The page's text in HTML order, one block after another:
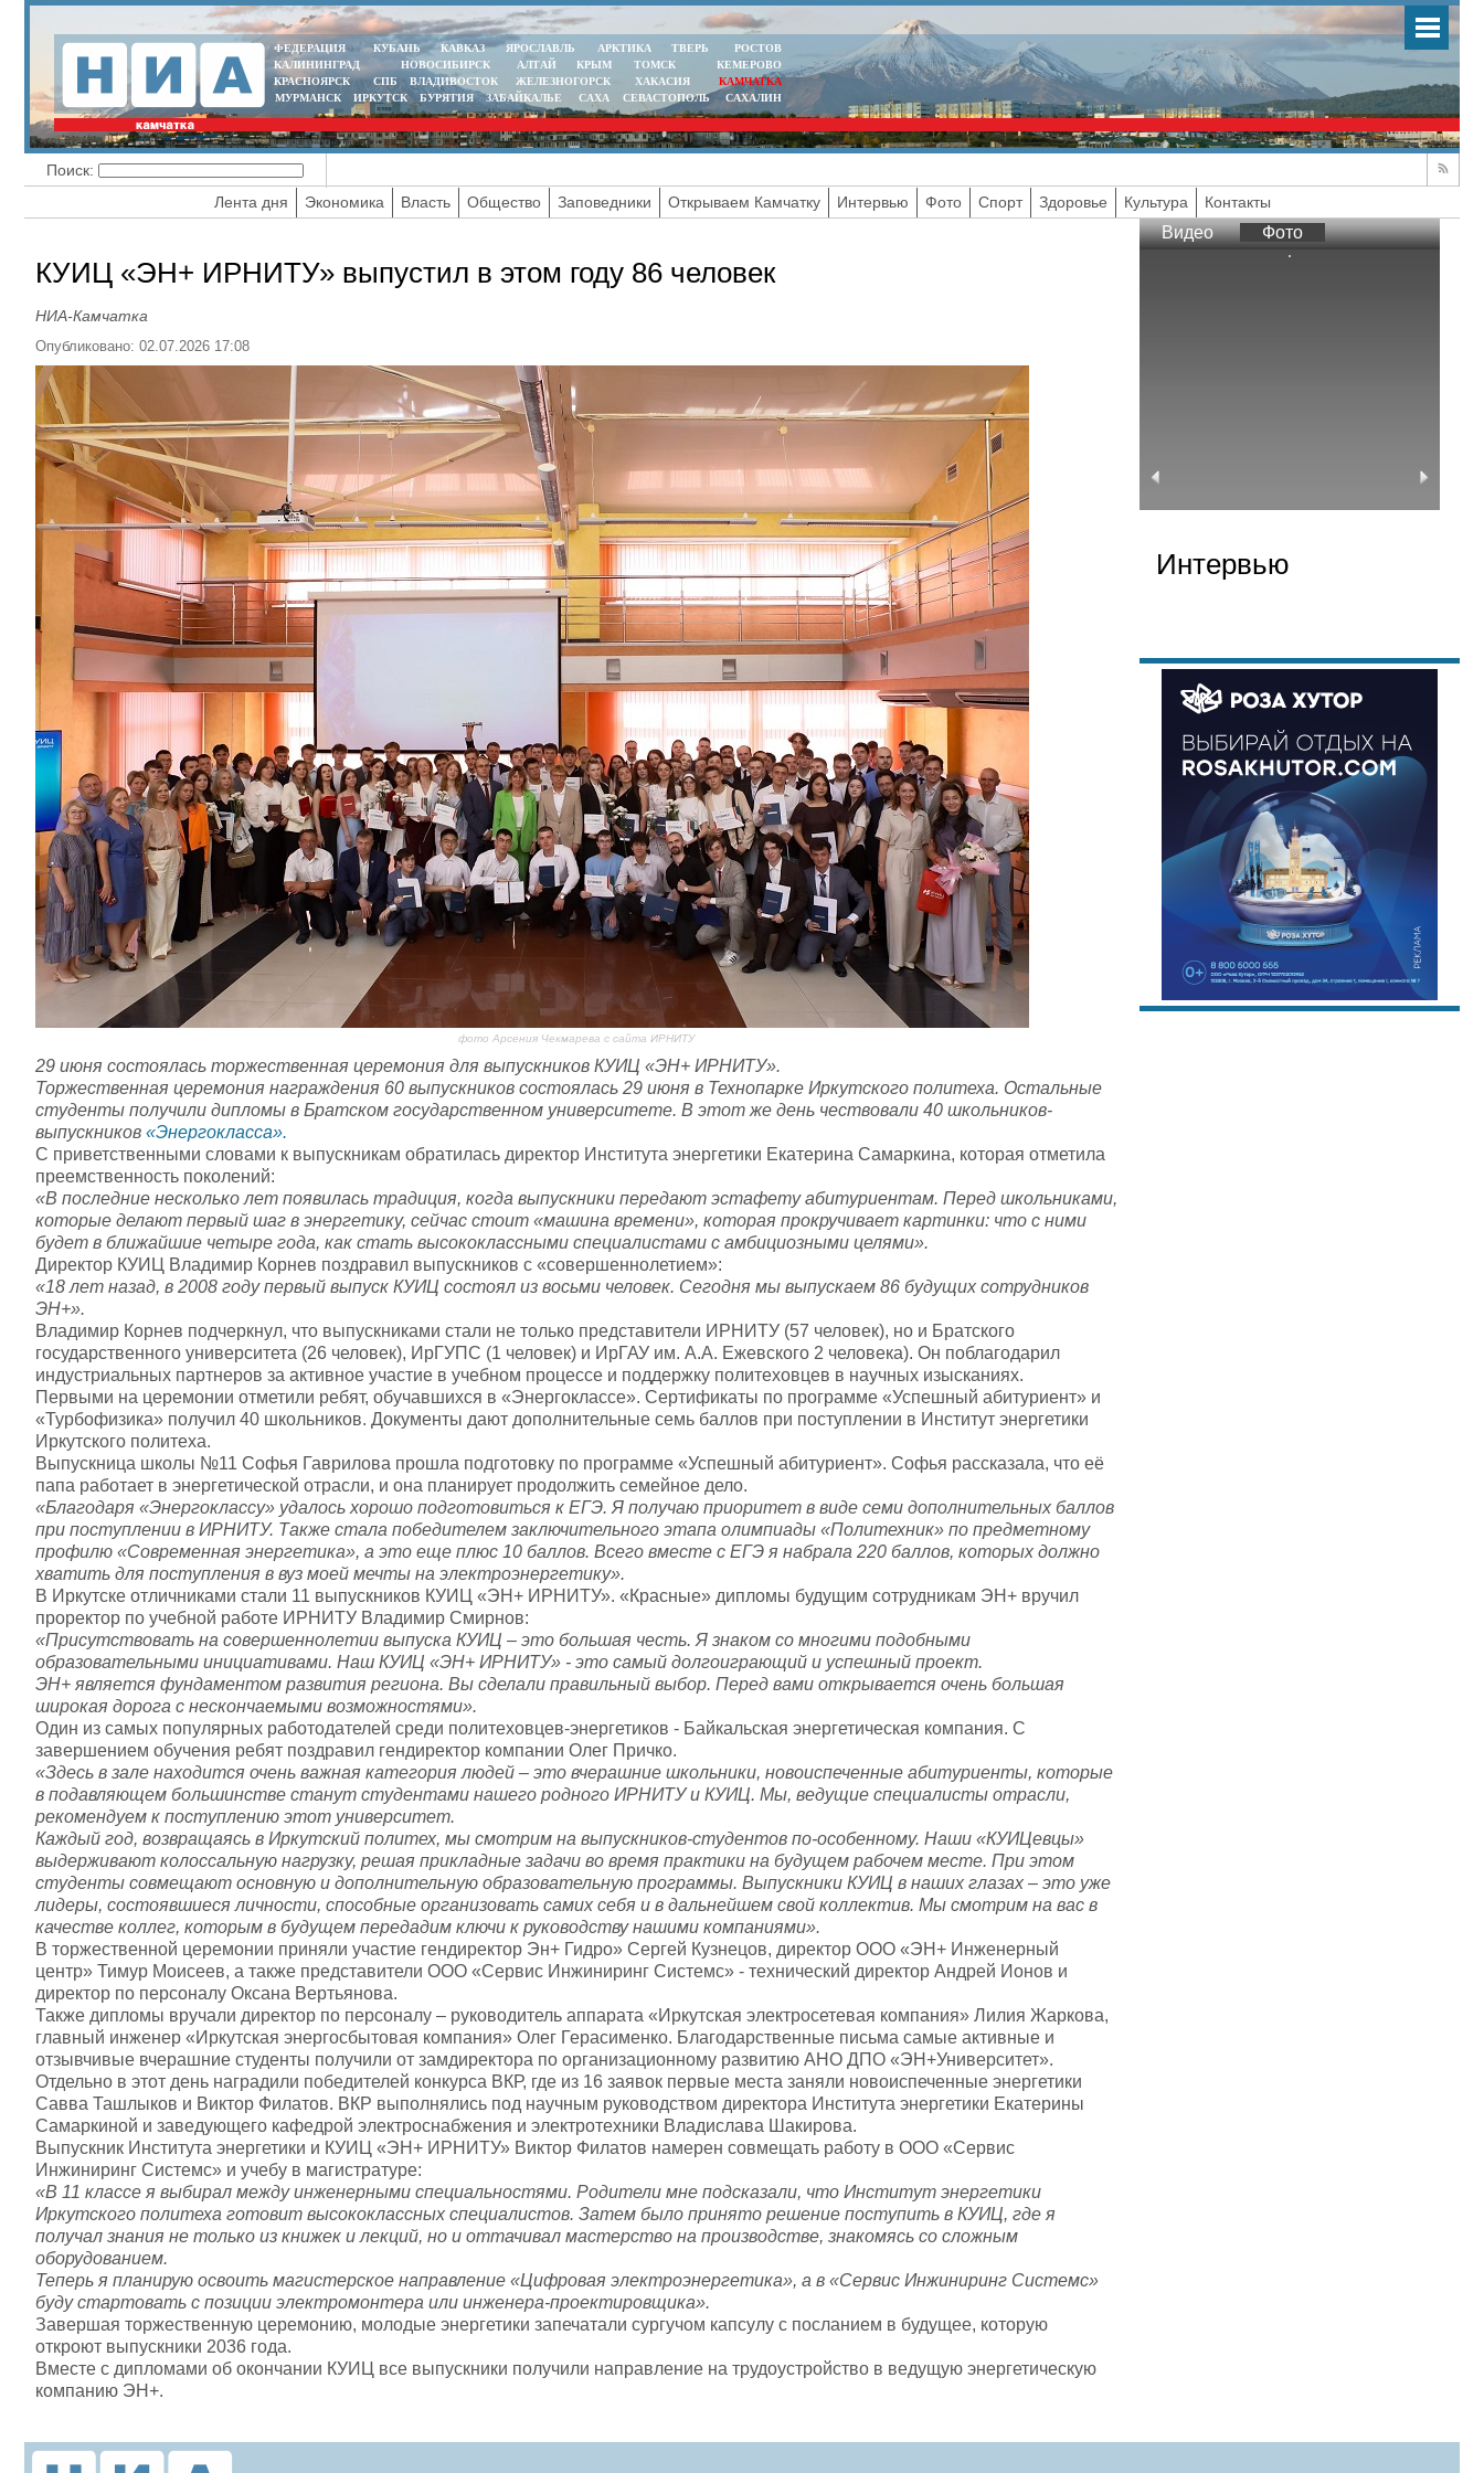
ФЕДЕРАЦИЯ КУБАНЬ КАВКАЗ ЯРОСЛАВЛЬ АРКТИКА ТВЕРЬ
РОСТОВ
КАЛИНИНГРАД
НОВОСИБИРСК АЛТАЙ КРЫМ ТОМСК
КЕМЕРОВО
КРАСНОЯРСК
СПБ ВЛАДИВОСТОК ЖЕЛЕЗНОГОРСК ХАКАСИЯ
КАМЧАТКА
МУРМАНСК
ИРКУТСК БУРЯТИЯ ЗАБАЙКАЛЬЕ САХА СЕВАСТОПОЛЬ САХАЛИН
Поиск:
Лента дня
Экономика Власть Общество Заповедники Открываем Камчатку Интервью Фото Спорт Здоровье Культура Контакты
КУИЦ «ЭН+ ИРНИТУ» выпустил в этом году 86 человек
НИА-Камчатка
Опубликовано: 02.07.2026 17:08
фото Арсения Чекмарева с сайта ИРНИТУ
29 июня состоялась торжественная церемония для выпускников КУИЦ «ЭН+ ИРНИТУ».
Торжественная церемония награждения 60 выпускников состоялась 29 июня в Технопарке Иркутского политеха. Остальные
студенты получили дипломы в Братском государственном университете. В этот же день чествовали 40 школьников-
выпускников «Энергокласса».
С приветственными словами к выпускникам обратилась директор Института энергетики Екатерина Самаркина, которая отметила
преемственность поколений:
«В последние несколько лет появилась традиция, когда выпускники передают эстафету абитуриентам. Перед школьниками,
которые делают первый шаг в энергетику, сейчас стоит «машина времени», которая прокручивает картинки: что с ними
будет в ближайшие четыре года, как стать высококлассными специалистами с амбициозными целями».
Директор КУИЦ Владимир Корнев поздравил выпускников с «совершеннолетием»:
«18 лет назад, в 2008 году первый выпуск КУИЦ состоял из восьми человек. Сегодня мы выпускаем 86 будущих сотрудников
ЭН+».
Владимир Корнев подчеркнул, что выпускниками стали не только представители ИРНИТУ (57 человек), но и Братского
государственного университета (26 человек), ИрГУПС (1 человек) и ИрГАУ им. А.А. Ежевского 2 человека). Он поблагодарил
индустриальных партнеров за активное участие в учебном процессе и поддержку политеховцев в научных изысканиях.
Первыми на церемонии отметили ребят, обучавшихся в «Энергоклассе». Сертификаты по программе «Успешный абитуриент» и
«Турбофизика» получил 40 школьников. Документы дают дополнительные семь баллов при поступлении в Институт энергетики
Иркутского политеха.
Выпускница школы №11 Софья Гаврилова прошла подготовку по программе «Успешный абитуриент». Софья рассказала, что её
папа работает в энергетической отрасли, и она планирует продолжить семейное дело.
«Благодаря «Энергоклассу» удалось хорошо подготовиться к ЕГЭ. Я получаю приоритет в виде семи дополнительных баллов
при поступлении в ИРНИТУ. Также стала победителем заключительного этапа олимпиады «Политехник» по предметному
профилю «Современная энергетика», а это еще плюс 10 баллов. Всего вместе с ЕГЭ я набрала 220 баллов, которых должно
хватить для поступления в вуз моей мечты на электроэнергетику».
​В Иркутске отличниками стали 11 выпускников КУИЦ «ЭН+ ИРНИТУ». «Красные» дипломы будущим сотрудникам ЭН+ вручил
проректор по учебной работе ИРНИТУ Владимир Смирнов:
«Присутствовать на совершеннолетии выпуска КУИЦ – это большая честь. Я знаком со многими подобными
образовательными инициативами. Наш КУИЦ «ЭН+ ИРНИТУ» - это самый долгоиграющий и успешный проект.
ЭН+ является фундаментом развития региона. Вы сделали правильный выбор. Перед вами открывается очень большая
широкая дорога с нескончаемыми возможностями».
Один из самых популярных работодателей среди политеховцев-энергетиков - Байкальская энергетическая компания. С
завершением обучения ребят поздравил гендиректор компании Олег Причко.
«Здесь в зале находится очень важная категория людей – это вчерашние школьники, новоиспеченные абитуриенты, которые
в подавляющем большинстве станут студентами нашего родного ИРНИТУ и КУИЦ. Мы, ведущие специалисты отрасли,
рекомендуем к поступлению этот университет.
Каждый год, возвращаясь в Иркутский политех, мы смотрим на выпускников-студентов по-особенному. Наши «КУИЦевцы»
выдерживают колоссальную нагрузку, решая прикладные задачи во время практики на будущем рабочем месте. При этом
студенты совмещают основную и дополнительную образовательную программы. Выпускники КУИЦ в наших глазах – это уже
лидеры, состоявшиеся личности, способные организовать самих себя и в дальнейшем свой коллектив. Мы смотрим на вас в
качестве коллег, которым в будущем передадим ключи к руководству нашими компаниями».
В торжественной церемонии приняли участие гендиректор Эн+ Гидро» Сергей Кузнецов, директор ООО «ЭН+ Инженерный
центр» Тимур Моисеев, а также представители ООО «Сервис Инжиниринг Системс» - технический директор Андрей Ионов и
директор по персоналу Оксана Вертьянова.
Также дипломы вручали директор по персоналу – руководитель аппарата «Иркутская электросетевая компания» Лилия Жаркова,
главный инженер «Иркутская энергосбытовая компания» Олег Герасименко. Благодарственные письма самые активные и
отзывчивые вчерашние студенты получили от замдиректора по организационному развитию АНО ДПО «ЭН+Университет».
Отдельно в этот день наградили победителей конкурса ВКР, где из 16 заявок первые места заняли новоиспеченные энергетики
Савва Ташлыков и Виктор Филатов. ВКР выполнялись под научным руководством директора Института энергетики Екатерины
Самаркиной и заведующего кафедрой электроснабжения и электротехники Владислава Шакирова.
Выпускник Института энергетики и КУИЦ «ЭН+ ИРНИТУ» Виктор Филатов намерен совмещать работу в ООО «Сервис
Инжиниринг Системс» и учебу в магистратуре:
«В 11 классе я выбирал между инженерными специальностями. Родители мне подсказали, что Институт энергетики
Иркутского политеха готовит высококлассных специалистов. Затем было принято решение поступить в КУИЦ, где я
получал знания не только из книжек и лекций, но и оттачивал мастерство на производстве, знакомясь со сложным
оборудованием.
Теперь я планирую освоить магистерское направление «Цифровая электроэнергетика», а в «Сервис Инжиниринг Системс»
буду стартовать с позиции электромонтера или инженера-проектировщика».
Завершая торжественную церемонию, молодые энергетики запечатали сургучом капсулу с посланием в будущее, которую
откроют выпускники 2036 года.
Вместе с дипломами об окончании КУИЦ все выпускники получили направление на трудоустройство в ведущую энергетическую
компанию ЭН+.
Видео Фото
Интервью